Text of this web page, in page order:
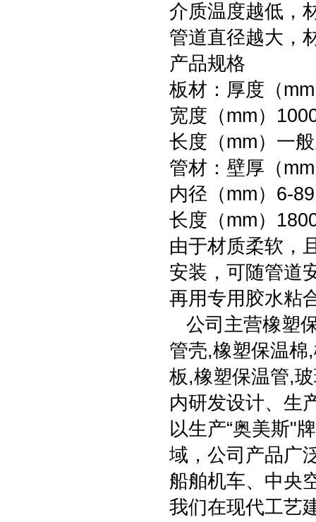
介质温度越低，
管道直径越大，
产品规格
板材：厚度（
宽度（mm）
长度（mm）一
管材：壁厚（
内径（mm）6-89
长度（mm）
由于材质柔软，
安装，可随管道
再用专用胶水粘
公司主营橡塑
管壳,橡塑保温棉
板,橡塑保温管,
内研发设计、生
以生产“奥美斯"
域，公司产品广
船舶机车、中央
我们在现代工艺